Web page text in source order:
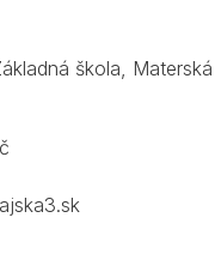
škola Materská